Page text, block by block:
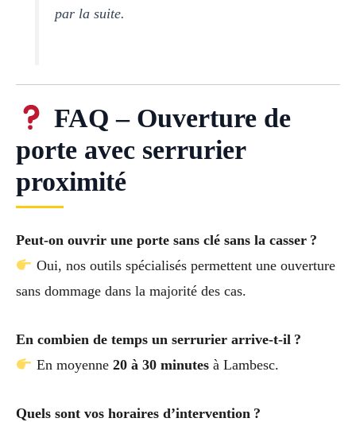
par la suite.
FAQ – Ouverture de
porte avec serrurier
proximité
Peut-on ouvrir une porte sans clé sans la casser ?
Oui, nos outils spécialisés permettent une ouverture
sans dommage dans la majorité des cas.
En combien de temps un serrurier arrive-t-il ?
En moyenne 20 à 30 minutesà Lambesc.
Quels sont vos horaires d’intervention ?